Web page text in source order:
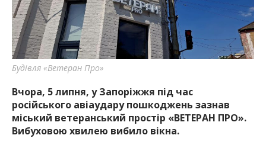
найважливішу інформацію про події
міста Запоріжжя та області.
Будівля «Ветеран Про»
Вчора, 5 липня, у Запоріжжя під час
російського авіаудару пошкоджень зазнав
міський ветеранський простір «ВЕТЕРАН ПРО».
Вибуховою хвилею вибило вікна.